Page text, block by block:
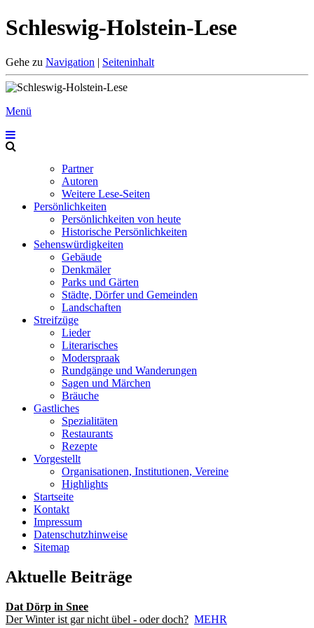
Schleswig-Holstein-Lese
Gehe zu Navigation | Seiteninhalt
Menü
Partner
Autoren
Weitere Lese-Seiten
Persönlichkeiten
Persönlichkeiten von heute
Historische Persönlichkeiten
Sehenswürdigkeiten
Gebäude
Denkmäler
Parks und Gärten
Städte, Dörfer und Gemeinden
Landschaften
Streifzüge
Lieder
Literarisches
Moderspraak
Rundgänge und Wanderungen
Sagen und Märchen
Bräuche
Gastliches
Spezialitäten
Restaurants
Rezepte
Vorgestellt
Organisationen, Institutionen, Vereine
Highlights
Startseite
Kontakt
Impressum
Datenschutzhinweise
Sitemap
Aktuelle Beiträge
Dat Dörp in Snee
Der Winter ist gar nicht übel - oder doch? MEHR